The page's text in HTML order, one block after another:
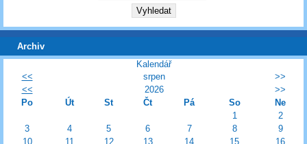
Archiv
Kalendář
<<
srpen
>>
<<
2026
>>
Po
Út St Čt Pá So
Ne
1
2
3
4 5 6 7 8
9
10
11 12 13 14 15 16